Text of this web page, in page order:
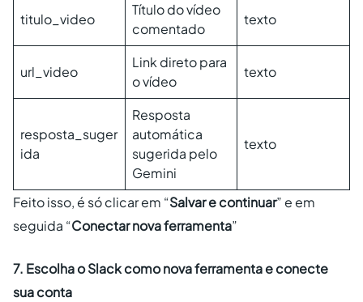
titulo_video
Título do vídeo
comentado
texto
url_video
Link direto para
o vídeo
texto
resposta_suger
ida
Resposta
automática
sugerida pelo
Gemini
texto
Feito isso, é só clicar em “Salvar e continuar” e em
seguida “Conectar nova ferramenta”
7. Escolha o Slack como nova ferramenta e conecte
sua conta